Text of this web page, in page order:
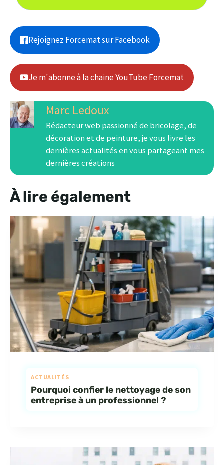
Rejoignez Forcemat sur Facebook
Je m'abonne à la chaine YouTube Forcemat
Marc Ledoux
Rédacteur web passionné de bricolage, de
décoration et de peinture, je vous livre les
dernières actualités en vous partageant mes
dernières créations
À lire également
ACTUALITÉS
Pourquoi confier le nettoyage de son
entreprise à un professionnel ?